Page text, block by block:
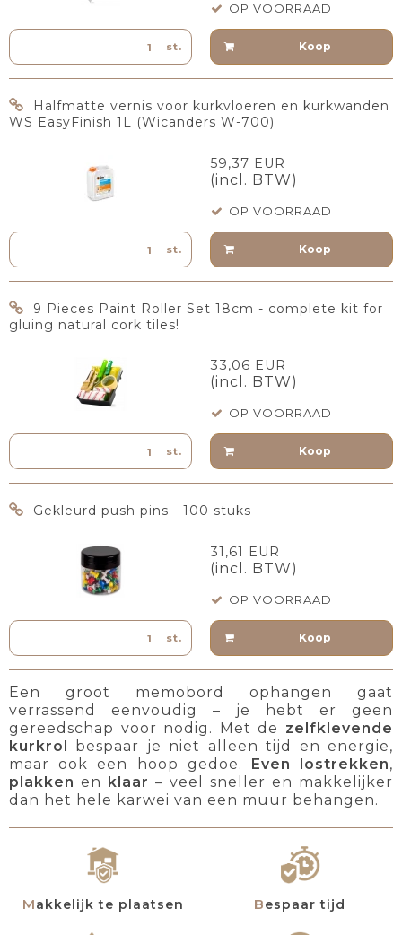
OP VOORRAAD
st. Koop
Halfmatte vernis voor kurkvloeren en kurkwanden
WS EasyFinish 1L (Wicanders W-700)
59,37 EUR
(incl. BTW)
OP VOORRAAD
st. Koop
9 Pieces Paint Roller Set 18cm - complete kit for
gluing natural cork tiles!
33,06 EUR
(incl. BTW)
OP VOORRAAD
st. Koop
Gekleurd push pins - 100 stuks
31,61 EUR
(incl. BTW)
OP VOORRAAD
st. Koop
Een groot memobord ophangen gaat
verrassend eenvoudig – je hebt er geen
gereedschap voor nodig. Met de zelfklevende
kurkrol bespaar je niet alleen tijd en energie,
maar ook een hoop gedoe. Even lostrekken,
plakken en klaar – veel sneller en makkelijker
dan het hele karwei van een muur behangen.
Makkelijk te plaatsen Bespaar tijd